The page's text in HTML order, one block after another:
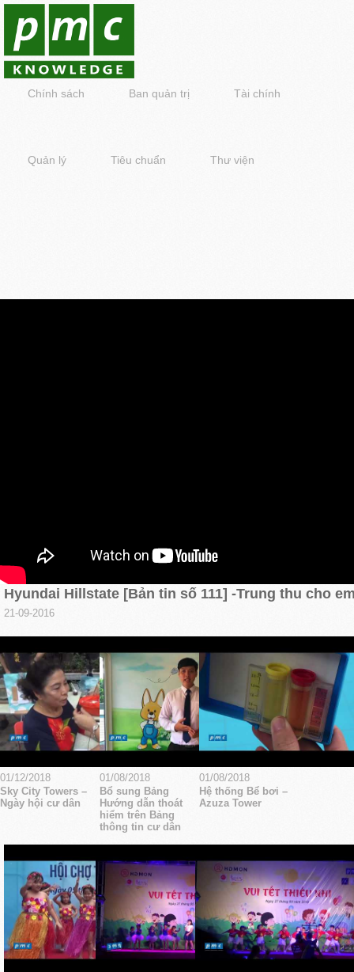
Chính sách Ban quản trị Tài chính
Quản lý Tiêu chuẩn Thư viện
Hyundai Hillstate [Bản tin số 111] -Trung thu cho
21-09-2016
01/12/2018
Sky City Towers –
Ngày hội cư dân
01/08/2018
Bổ sung Bảng
Hướng dẫn thoát
hiểm trên Bảng
thông tin cư dân
01/08/2018
Hệ thống Bể bơi –
Azuza Tower